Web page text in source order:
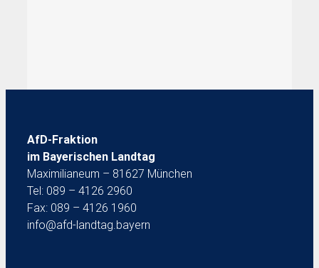
AfD-Fraktion
im Bayerischen Landtag
Maximilianeum – 81627 München
Tel: 089 – 4126 2960
Fax: 089 – 4126 1960
info@afd-landtag.bayern